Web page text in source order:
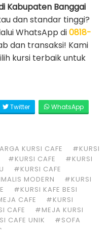
Kabupaten Banggai
dan standar tinggi?
WhatsApp di0818-
dan transaksi! Kami
kursi terbaik untuk
Twitter
WhatsApp
KURSI CAFE
#KURSI
#KURSI CAFE
#KURSI
#KURSI CAFE
MODERN
#KURSI
#KURSI KAFE BESI
CAFE
#KURSI
CAFE
#MEJA KURSI
CAFE UNIK
#SOFA